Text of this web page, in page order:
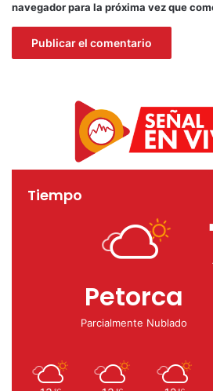
navegador para la próxima vez que
Tiempo
Petorca
Parcialmente Nublado